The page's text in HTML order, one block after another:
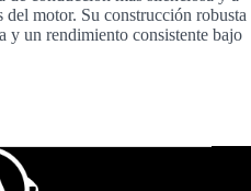
motor. Su construcción robusta
y un rendimiento consistente bajo